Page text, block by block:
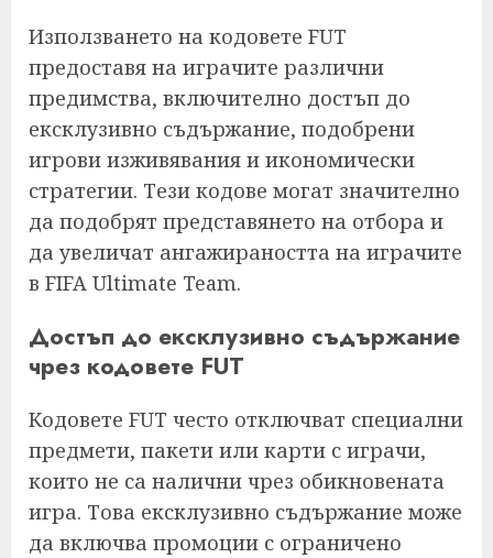
Използването на кодовете FUT
предоставя на играчите различни
предимства, включително достъп до
ексклузивно съдържание, подобрени
игрови изживявания и икономически
стратегии. Тези кодове могат значително
да подобрят представянето на отбора и
да увеличат ангажираността на играчите
в FIFA Ultimate Team.
Достъп до ексклузивно съдържание
чрез кодовете FUT
Кодовете FUT често отключват специални
предмети, пакети или карти с играчи,
които не са налични чрез обикновената
игра. Това ексклузивно съдържание може
да включва промоции с ограничено